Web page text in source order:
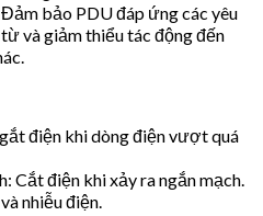
bảo PDU đáp ứng các yêu
và giảm thiểu tác động đến
điện khi dòng điện vượt quá
Cắt điện khi xảy ra ngắn mạch.
nhiễu điện.